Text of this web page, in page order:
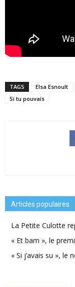
TAGS Elsa Esnoult
Si tu pouvais
Articles populaires
La Petite Culotte
« Et bam », le
« Si j’avais su », le